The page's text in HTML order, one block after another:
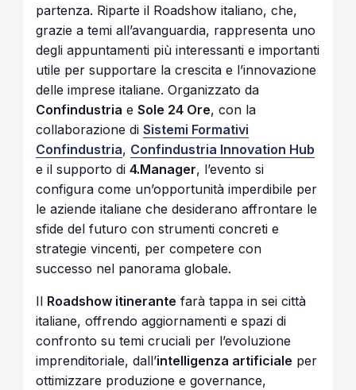
partenza. Riparte il Roadshow italiano, che,
grazie a temi all’avanguardia, rappresenta uno
degli appuntamenti più interessanti e importanti
utile per supportare la crescita e l’innovazione
delle imprese italiane. Organizzato da
Confindustria eSole 24 Ore, con la
collaborazione diSistemi Formativi
Confindustria, Confindustria Innovation Hub
e il supporto di4.Manager, l’evento si
configura come un’opportunità imperdibile per
le aziende italiane che desiderano affrontare le
sfide del futuro con strumenti concreti e
strategie vincenti, per competere con
successo nel panorama globale.
Il Roadshow itinerante farà tappa in sei città
italiane, offrendo aggiornamenti e spazi di
confronto su temi cruciali per l’evoluzione
imprenditoriale, dall’intelligenza artificiale per
ottimizzare produzione e governance,